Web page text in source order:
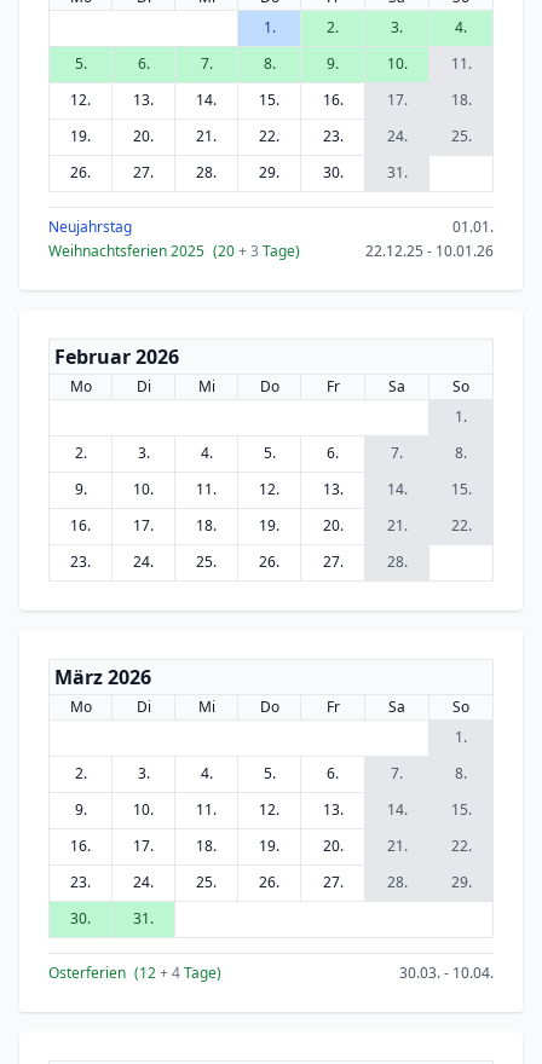
1.
2. 3.
4.
5.
6. 7. 8. 9. 10.
11.
12.
13. 14. 15. 16. 17.
18.
19.
20. 21. 22. 23. 24.
25.
26.
27. 28. 29. 30. 31.
Neujahrstag
01.01.
Weihnachtsferien 2025 (20+ 3 Tage) 22.12.25 - 10.01.26
Februar 2026
Mo Di Mi Do Fr Sa
So
1.
2.
3. 4. 5. 6. 7.
8.
9.
10. 11. 12. 13. 14.
15.
16.
17. 18. 19. 20. 21.
22.
23.
24. 25. 26. 27. 28.
März 2026
Mo Di Mi Do Fr Sa
So
1.
2.
3. 4. 5. 6. 7.
8.
9.
10. 11. 12. 13. 14.
15.
16.
17. 18. 19. 20. 21.
22.
23.
24. 25. 26. 27. 28.
29.
30.
31.
Osterferien (12+ 4Tage) 30.03. - 10.04.